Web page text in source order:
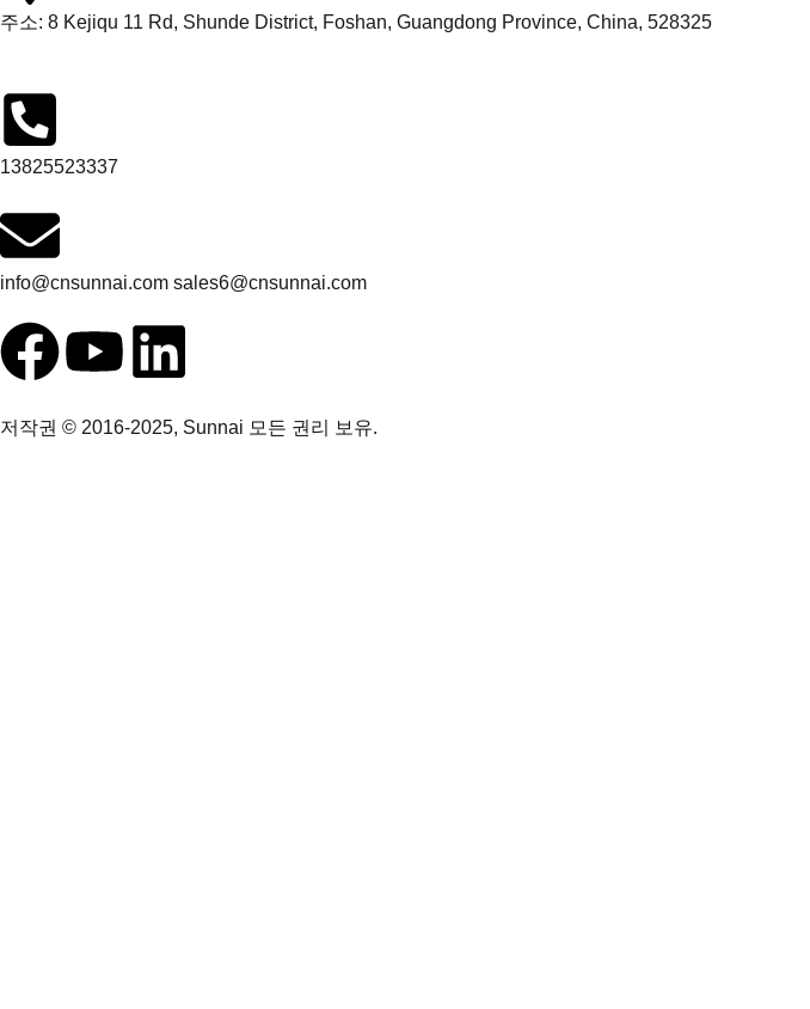
주소: 8 Kejiqu 11 Rd, Shunde District, Foshan, Guangdong Province, China, 528325
13825523337
info@cnsunnai.com sales6@cnsunnai.com
저작권 © 2016-2025, Sunnai 모든 권리 보유.